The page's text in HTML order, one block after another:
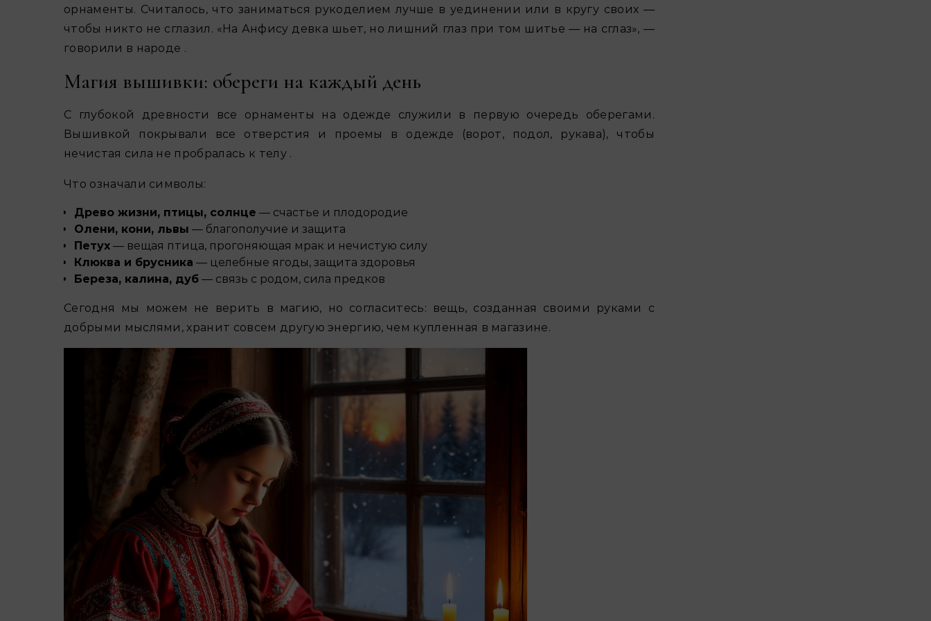
орнаменты. Считалось, что заниматься рукоделием лучше в уединении или в кругу своих —
чтобы никто не сглазил. «На Анфису девка шьет, но лишний глаз при том шитье — на сглаз», —
говорили в народе .
Магия вышивки: обереги на каждый день
С глубокой древности все орнаменты на одежде служили в первую очередь оберегами.
Вышивкой покрывали все отверстия и проемы в одежде (ворот, подол, рукава), чтобы
нечистая сила не пробралась к телу .
Что означали символы:
Древо жизни, птицы, солнце — счастье и плодородие
Олени, кони, львы — благополучие и защита
Петух — вещая птица, прогоняющая мрак и нечистую силу
Клюква и брусника — целебные ягоды, защита здоровья
Береза, калина, дуб — связь с родом, сила предков
Сегодня мы можем не верить в магию, но согласитесь: вещь, созданная своими руками с
добрыми мыслями, хранит совсем другую энергию, чем купленная в магазине.